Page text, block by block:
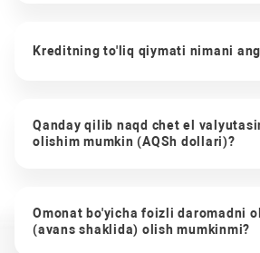
Kreditning to'liq qiymati nimani
Qanday qilib naqd chet el
olishim mumkin (AQSh dollari)?
Omonat bo'yicha foizli daromadni
(avans shaklida) olish mumkinmi?